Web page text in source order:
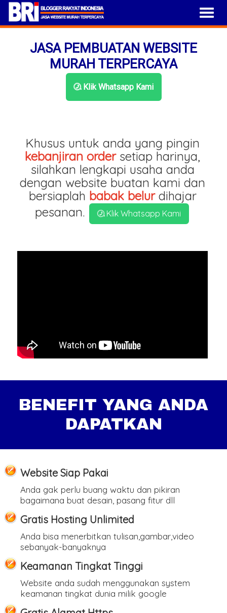
JASA PEMBUATAN WEBSITE
MURAH TERPERCAYA
Klik Whatsapp Kami
Khusus untuk anda yang pingin
kebanjiran ordersetiap harinya,
silahkan lengkapi usaha anda
dengan website buatan kami dan
bersiaplah babak belurdihajar
pesanan.
Klik Whatsapp Kami
BENEFIT YANG ANDA
DAPATKAN
Website Siap Pakai
Anda gak perlu buang waktu dan pikiran
bagaimana buat desain, pasang fitur dll
Gratis Hosting Unlimited
Anda bisa menerbitkan tulisan,gambar,video
sebanyak-banyaknya
Keamanan Tingkat Tinggi
Website anda sudah menggunakan system
keamanan tingkat dunia milik google